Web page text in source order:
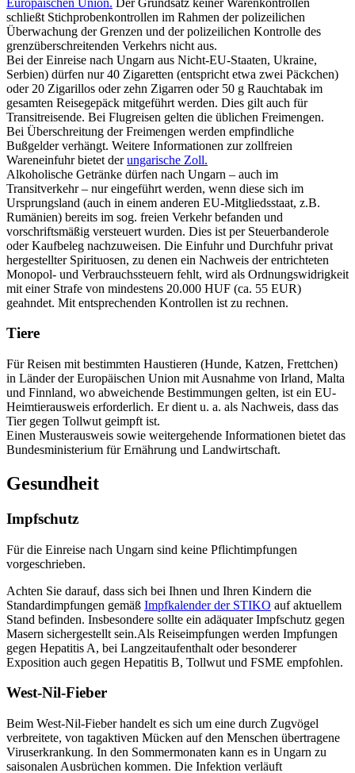
schließt Stichprobenkontrollen im Rahmen der polizeilichen
Überwachung der Grenzen und der polizeilichen Kontrolle des
grenzüberschreitenden Verkehrs nicht aus.
Bei der Einreise nach Ungarn aus Nicht-EU-Staaten, Ukraine,
Serbien) dürfen nur 40 Zigaretten (entspricht etwa zwei Päckchen)
oder 20 Zigarillos oder zehn Zigarren oder 50 g Rauchtabak im
gesamten Reisegepäck mitgeführt werden. Dies gilt auch für
Transitreisende. Bei Flugreisen gelten die üblichen Freimengen.
Bei Überschreitung der Freimengen werden empfindliche
Bußgelder verhängt. Weitere Informationen zur zollfreien
Wareneinfuhr bietet derungarische Zoll.
Alkoholische Getränke dürfen nach Ungarn – auch im
Transitverkehr – nur eingeführt werden, wenn diese sich im
Ursprungsland (auch in einem anderen EU-Mitgliedsstaat, z.B.
Rumänien) bereits im sog. freien Verkehr befanden und
vorschriftsmäßig versteuert wurden. Dies ist per Steuerbanderole
oder Kaufbeleg nachzuweisen. Die Einfuhr und Durchfuhr privat
hergestellter Spirituosen, zu denen ein Nachweis der entrichteten
Monopol- und Verbrauchssteuern fehlt, wird als Ordnungswidrigkeit
mit einer Strafe von mindestens 20.000 HUF (ca. 55 EUR)
geahndet. Mit entsprechenden Kontrollen ist zu rechnen.
Tiere
Für Reisen mit bestimmten Haustieren (Hunde, Katzen, Frettchen)
in Länder der Europäischen Union mit Ausnahme von Irland, Malta
und Finnland, wo abweichende Bestimmungen gelten, ist ein EU-
Heimtierausweis erforderlich. Er dient u. a. als Nachweis, dass das
Tier gegen Tollwut geimpft ist.
Einen Musterausweis sowie weitergehende Informationen bietet das
Bundesministerium für Ernährung und Landwirtschaft.
Gesundheit
Impfschutz
Für die Einreise nach Ungarn sind keine Pflichtimpfungen
vorgeschrieben.
Achten Sie darauf, dass sich bei Ihnen und Ihren Kindern die
Standardimpfungen gemäß Impfkalender der STIKO auf aktuellem
Stand befinden. Insbesondere sollte ein adäquater Impfschutz gegen
Masern sichergestellt sein.Als Reiseimpfungen werden Impfungen
gegen Hepatitis A, bei Langzeitaufenthalt oder besonderer
Exposition auch gegen Hepatitis B, Tollwut und FSME empfohlen.
West-Nil-Fieber
Beim West-Nil-Fieber handelt es sich um eine durch Zugvögel
verbreitete, von tagaktiven Mücken auf den Menschen übertragene
Viruserkrankung. In den Sommermonaten kann es in Ungarn zu
saisonalen Ausbrüchen kommen. Die Infektion verläuft